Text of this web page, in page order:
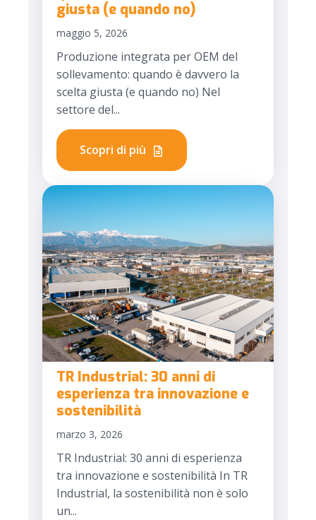
giusta (e quando no)
maggio 5, 2026
Produzione integrata per OEM del
sollevamento: quando è davvero la
scelta giusta (e quando no) Nel
settore del...
Scopri di più
TR Industrial: 30 anni di
esperienza tra innovazione e
sostenibilità
marzo 3, 2026
TR Industrial: 30 anni di esperienza
tra innovazione e sostenibilità In TR
Industrial, la sostenibilità non è solo
un...